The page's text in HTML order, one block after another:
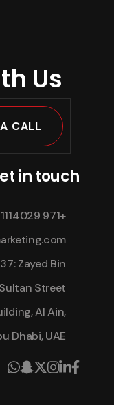
Us
CALL
in touch
+971 581114029
Zayed Bin
Sultan Street,
Al Ain,
Dhabi, UAE